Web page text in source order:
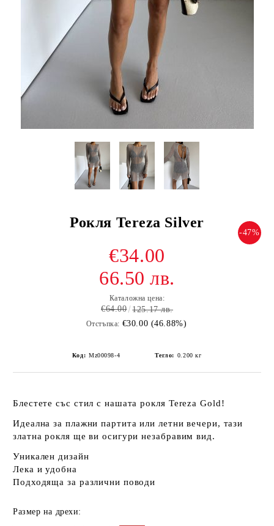
Рокля Tereza Silver
-47%
€34.00
66.50 лв.
Каталожна цена:
€64.00 125.17 лв.
Отстъпка: €30.00 (46.88%)
Код: Mz00098-4 Тегло: 0.200 кг
Блестете със стил с нашата рокля Tereza Gold!
Идеална за плажни партита или летни вечери, тази
златна рокля ще ви осигуринезабравим вид.
Уникален дизайн
Лека и удобна
Подходяща за различни поводи
Размер на дрехи: